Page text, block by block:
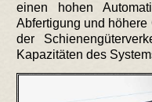
einen hohen
Abfertigung und
der
Kapazitäten des